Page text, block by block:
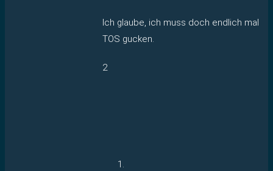
Ich glaube, ich muss doch endlich mal
TOS gucken.
2